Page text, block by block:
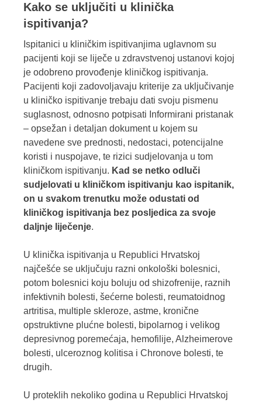
Kako se uključiti u klinička
ispitivanja?
Ispitanici u kliničkim ispitivanjima uglavnom su
pacijenti koji se liječe u zdravstvenoj ustanovi kojoj
je odobreno provođenje kliničkog ispitivanja.
Pacijenti koji zadovoljavaju kriterije za uključivanje
u kliničko ispitivanje trebaju dati svoju pismenu
suglasnost, odnosno potpisati Informirani pristanak
– opsežan i detaljan dokument u kojem su
navedene sve prednosti, nedostaci, potencijalne
koristi i nuspojave, te rizici sudjelovanja u tom
kliničkom ispitivanju. Kad se netko odluči
sudjelovati u kliničkom ispitivanju kao ispitanik,
on u svakom trenutku može odustati od
kliničkog ispitivanja bez posljedica za svoje
daljnje liječenje.
U klinička ispitivanja u Republici Hrvatskoj
najčešće se uključuju razni onkološki bolesnici,
potom bolesnici koju boluju od shizofrenije, raznih
infektivnih bolesti, šećerne bolesti, reumatoidnog
artritisa, multiple skleroze, astme, kronične
opstruktivne plućne bolesti, bipolarnog i velikog
depresivnog poremećaja, hemofilije, Alzheimerove
bolesti, ulceroznog kolitisa i Chronove bolesti, te
drugih.
U proteklih nekoliko godina u Republici Hrvatskoj